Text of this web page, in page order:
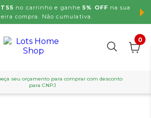
no carrinho e ganhe5% OFF na sua
compra. Não cumulativa.
0
seu orçamento para comprar com desconto
para CNPJ